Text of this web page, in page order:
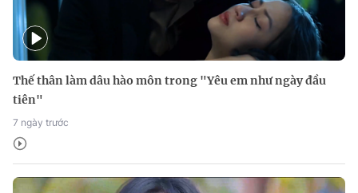
Thế thân làm dâu hào môn trong "Yêu em như ngày đầu
tiên"
7 ngày trước